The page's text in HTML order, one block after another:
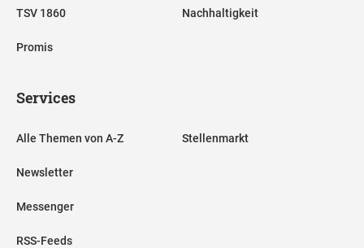
TSV 1860
Promis
Nachhaltigkeit
Services
Alle Themen von A-Z
Newsletter
Messenger
RSS-Feeds
Stellenmarkt